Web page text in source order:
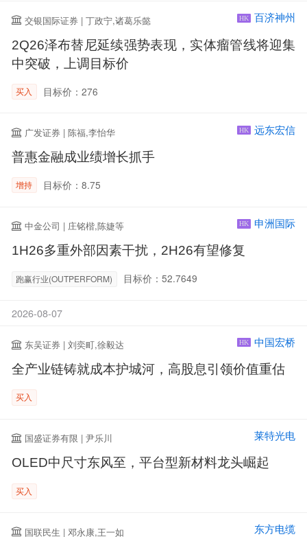
交银国际证券 | 丁政宁,诸葛乐懿 HK 百济神州
2Q26泽布替尼延续强势表现，实体瘤管线将迎集
中突破，上调目标价
买入 目标价：276
广发证券 | 陈福,李怡华 HK 远东宏信
普惠金融成业绩增长抓手
增持 目标价：8.75
中金公司 | 庄铭楷,陈婕等 HK 申洲国际
1H26多重外部因素干扰，2H26有望修复
跑赢行业(OUTPERFORM) 目标价：52.7649
2026-08-07
东吴证券 | 刘奕町,徐毅达 HK 中国宏桥
全产业链铸就成本护城河，高股息引领价值重估
买入
国盛证券有限 | 尹乐川 莱特光电
OLED中尺寸东风至，平台型新材料龙头崛起
买入
国联民生 | 邓永康,王一如 东方电缆